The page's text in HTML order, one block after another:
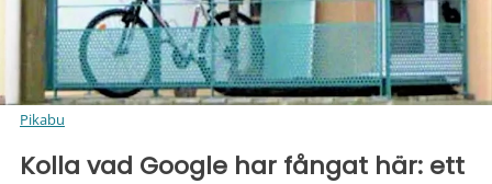
Pikabu
Kolla vad Google har fångat här: ett